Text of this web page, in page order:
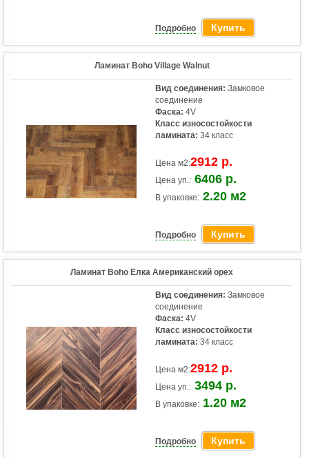
Подробно Купить
Ламинат Boho Village Walnut
Вид соединения: Замковое
соединение
Фаска: 4V
Класс износостойкости
ламината: 34 класс
Цена м2:2912 р.
Цена уп.: 6406 р.
В упаковке: 2.20 м2
Подробно Купить
Ламинат Boho Елка Американский орех
Вид соединения: Замковое
соединение
Фаска: 4V
Класс износостойкости
ламината: 34 класс
Цена м2:2912 р.
Цена уп.: 3494 р.
В упаковке: 1.20 м2
Подробно Купить